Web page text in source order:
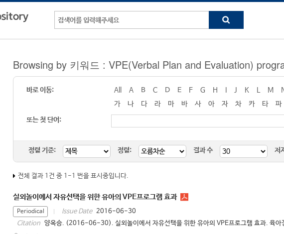
Browsing by 키워드 : VPE(Verbal Plan and Evaluation)
바로 이동: All A B C D E F G H J K M
가
나 다 라 마 바 사 아 자 차 카 타 파
또는 첫 단어:
정렬 기준: 정렬: 결과 수 저
전체 결과 1건 중 1-1 번을 표시중입니다.
실외놀이에서 자유선택을 위한 유아의 VPE프로그램 효과
Periodical Issue Date 2016-06-30
Citation 양옥승. (2016-06-30). 실외놀이에서 자유선택을 위한 유아의 VPE프로그램 효과. 육